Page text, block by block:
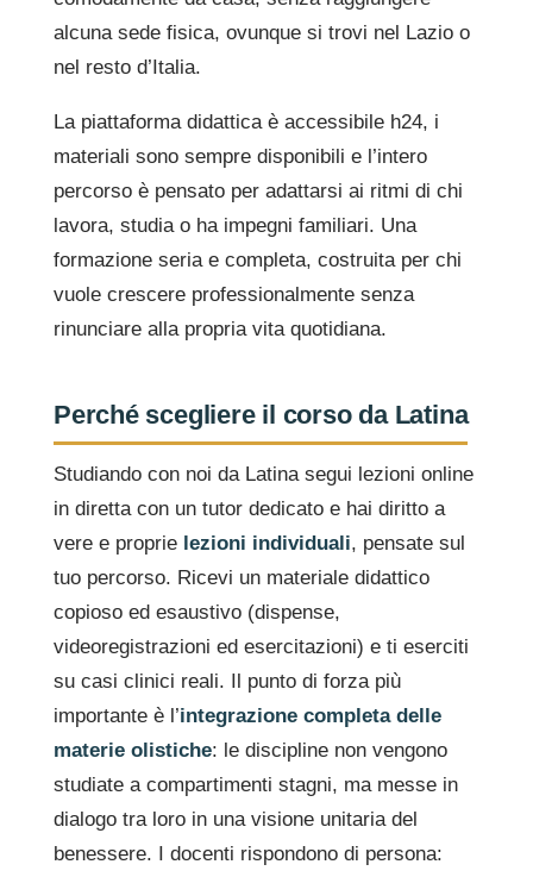
alcuna sede fisica, ovunque si trovi nel Lazio o
nel resto d’Italia.
La piattaforma didattica è accessibile h24, i
materiali sono sempre disponibili e l’intero
percorso è pensato per adattarsi ai ritmi di chi
lavora, studia o ha impegni familiari. Una
formazione seria e completa, costruita per chi
vuole crescere professionalmente senza
rinunciare alla propria vita quotidiana.
Perché scegliere il corso da Latina
Studiando con noi da Latina segui lezioni online
in diretta con un tutor dedicato e hai diritto a
vere e proprie lezioni individuali, pensate sul
tuo percorso. Ricevi un materiale didattico
copioso ed esaustivo (dispense,
videoregistrazioni ed esercitazioni) e ti eserciti
su casi clinici reali. Il punto di forza più
importante è l’integrazione completa delle
materie olistiche: le discipline non vengono
studiate a compartimenti stagni, ma messe in
dialogo tra loro in una visione unitaria del
benessere. I docenti rispondono di persona: